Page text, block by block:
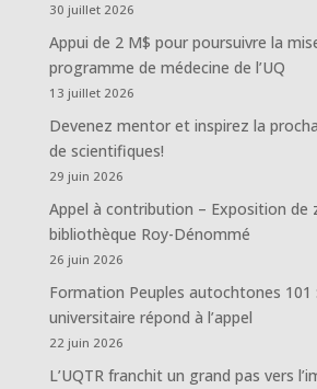
30 juillet 2026
Appui de 2 M$ pour poursuivre la
programme de médecine de l’UQ
13 juillet 2026
Devenez mentor et inspirez la
de scientifiques!
29 juin 2026
Appel à contribution – Exposition de
bibliothèque Roy-Dénommé
26 juin 2026
Formation Peuples autochtones 101
universitaire répond à l’appel
22 juin 2026
L’UQTR franchit un grand pas vers